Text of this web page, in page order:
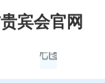
宾会官网